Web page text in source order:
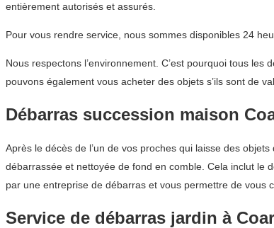
entièrement autorisés et assurés.
Pour vous rendre service, nous sommes disponibles 24
Nous respectons l’environnement. C’est pourquoi tous
pouvons également vous acheter des objets s’ils sont de
Débarras succession maison
Après le décès de l’un de vos proches qui laisse des
débarrassée et nettoyée de fond en comble. Cela inclut le
par une entreprise de débarras et vous permettre de vous
Service de débarras jardin à